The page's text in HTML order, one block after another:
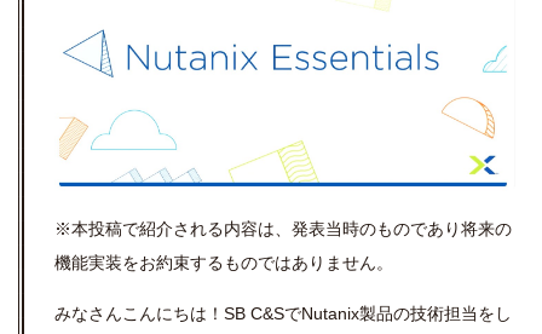
※本投稿で紹介される内容は、発表当時のものであり将来の
機能実装をお約束するものではありません。
みなさんこんにちは！SB C&SでNutanix製品の技術担当をし